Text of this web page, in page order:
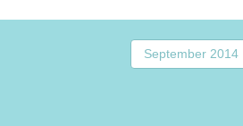
September 2014